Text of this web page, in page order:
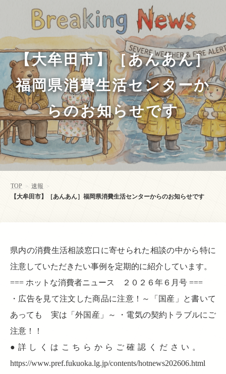
【大牟田市】［あんあん］
福岡県消費生活センターか
らのお知らせです
TOP > 速報 >
【大牟田市】［あんあん］福岡県消費生活センターからのお知らせです
県内の消費生活相談窓口に寄せられた相談の中から特に
注意していただきたい事例を定期的に紹介しています。
=== ホットな消費者ニュース ２０２６年６月号 ===
・広告を見て注文した商品に注意！～「国産」と書いて
あっても 実は「外国産」～ ・電気の契約トラブルにご
注意！！
●詳しくはこちらからご確認ください。
https://www.pref.fukuoka.lg.jp/contents/hotnews202606.html